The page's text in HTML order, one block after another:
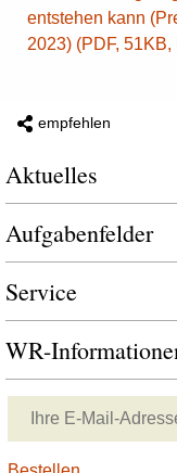
entstehen kann
2023) (PDF,
empfehlen
Aktuelles
Aufgabenfelder
Service
WR-